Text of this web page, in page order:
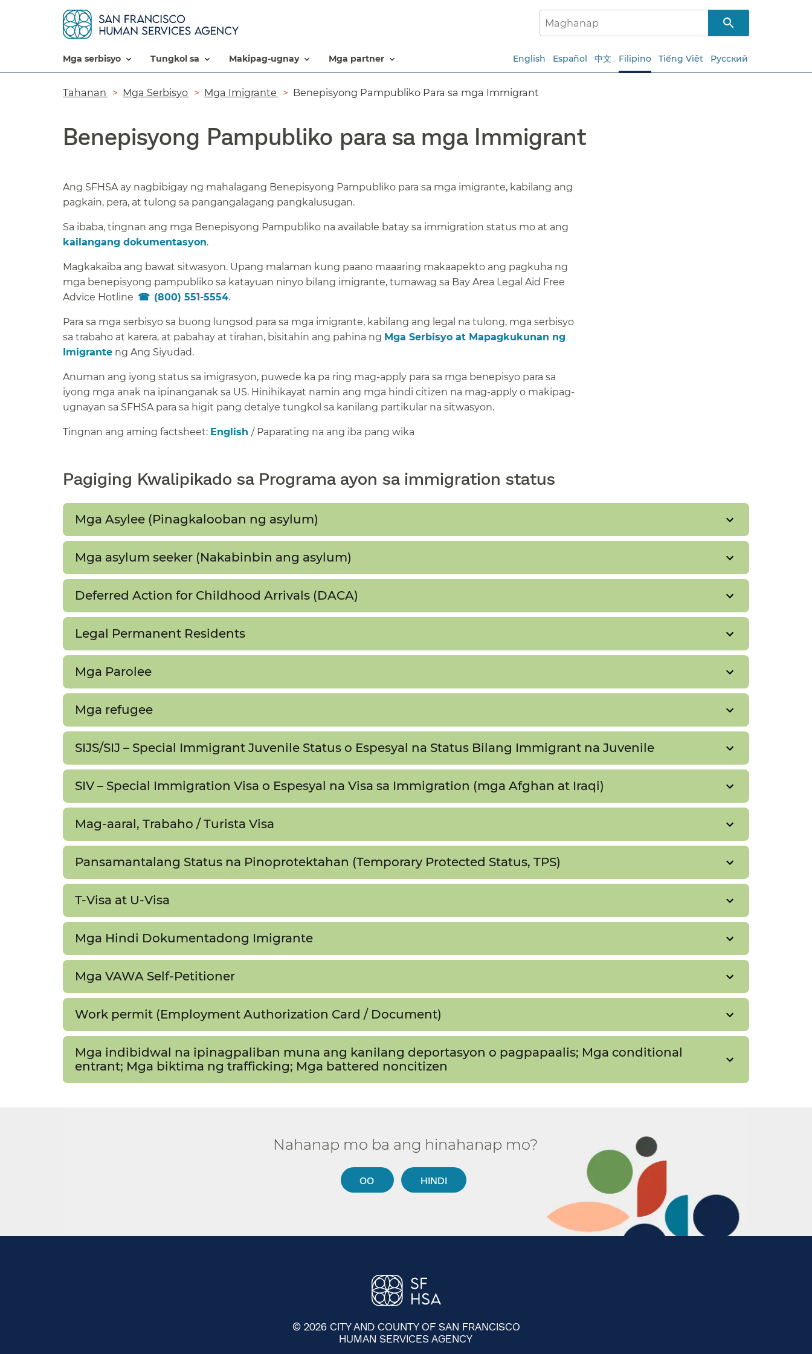
mga serbisyo​​ tungkol sa​​ makipag-ugnay​​ mga partner​​ English Español 中文 Filipino Tiếng Việt Русский
Breadcrumb​​
Tahanan​​ Mga Serbisyo​​ Mga Imigrante​​ Benepisyong Pampubliko Para sa mga Immigrant​​
Benepisyong Pampubliko para sa mga Immigrant​​
Ang SFHSA ay nagbibigay ng mahalagang Benepisyong Pampubliko para sa mga imigrante, kabilang ang
pagkain, pera, at tulong sa pangangalagang pangkalusugan.​​
Sa ibaba, tingnan ang mga Benepisyong Pampubliko na available batay sa immigration status mo at ang
kailangang dokumentasyon.​​
Magkakaiba ang bawat sitwasyon. Upang malaman kung paano maaaring makaapekto ang pagkuha ng
mga benepisyong pampubliko sa katayuan ninyo bilang imigrante, tumawag sa Bay Area Legal Aid Free
Advice Hotline
(800) 551-5554.​​
Para sa mga serbisyo sa buong lungsod para sa mga imigrante, kabilang ang legal na tulong, mga serbisyo
sa trabaho at karera, at pabahay at tirahan, bisitahin ang pahina ng Mga Serbisyo at Mapagkukunan ng
Imigrante ng Ang Siyudad.​​
Anuman ang iyong status sa imigrasyon, puwede ka pa ring mag-apply para sa mga benepisyo para sa
iyong mga anak na ipinanganak sa US. Hinihikayat namin ang mga hindi citizen na mag-apply o makipag-
ugnayan sa SFHSA para sa higit pang detalye tungkol sa kanilang partikular na sitwasyon.​​
Tingnan ang aming factsheet: English / Paparating na ang iba pang wika​​
Pagiging Kwalipikado sa Programa ayon sa immigration status​​
Mga Asylee (Pinagkalooban ng asylum)​​
Mga asylum seeker (Nakabinbin ang asylum)​​
Deferred Action for Childhood Arrivals (DACA)​​
Legal Permanent Residents​​
Mga Parolee​​
Mga refugee​​
SIJS/SIJ – Special Immigrant Juvenile Status o Espesyal na Status Bilang Immigrant na Juvenile​​
SIV – Special Immigration Visa o Espesyal na Visa sa Immigration (mga Afghan at Iraqi)​​
Mag-aaral, Trabaho / Turista Visa​​
Pansamantalang Status na Pinoprotektahan (Temporary Protected Status, TPS)​​
T-Visa at U-Visa​​
Mga Hindi Dokumentadong Imigrante​​
Mga VAWA Self-Petitioner​​
Work permit (Employment Authorization Card / Document)​​
Mga indibidwal na ipinagpaliban muna ang kanilang deportasyon o pagpapaalis; Mga conditional
entrant; Mga biktima ng trafficking; Mga battered noncitizen​​
Nahanap mo ba ang hinahanap mo?​​
OO​​ HINDI​​
© 2026 CITY AND COUNTY OF SAN FRANCISCO
HUMAN SERVICES AGENCY